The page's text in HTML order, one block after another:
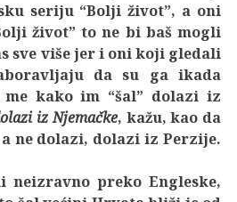
seriju “Bolji život”, a oni
život” to ne bi baš mogli
sve više jer i oni koji gledali
da su ga ikada
kako im “šal” dolazi iz
iz Njemačke, kažu, kao da
ne dolazi, dolazi iz Perzije.
preko Engleske,